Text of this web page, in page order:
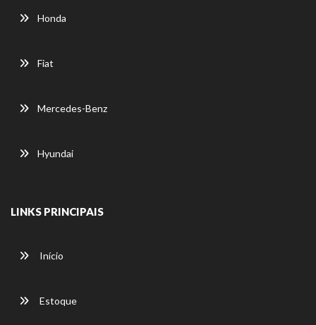
Honda
Fiat
Mercedes-Benz
Hyundai
LINKS PRINCIPAIS
Início
Estoque